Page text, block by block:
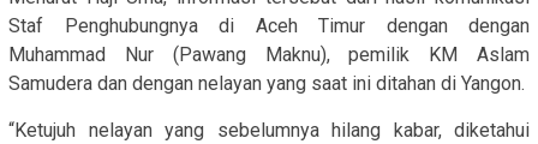
Staf Penghubungnya di Aceh Timur dengan dengan
Muhammad Nur (Pawang Maknu), pemilik KM Aslam
Samudera dan dengan nelayan yang saat ini ditahan di Yangon.
“Ketujuh nelayan yang sebelumnya hilang kabar, diketahui